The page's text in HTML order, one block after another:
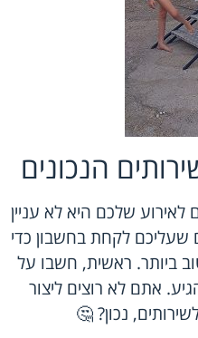
הנכונים
לאירוע שלכם היא לא עניין
לקחת בחשבון כדי
ביותר. ראשית, חשבו על
אתם לא רוצים ליצור
נכון? 🤔